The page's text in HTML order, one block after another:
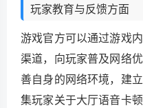
玩家教育与反馈方面
游戏官方可以通过游戏
渠道，向玩家普及网络
善自身的网络环境，建
集玩家关于大厅语音卡